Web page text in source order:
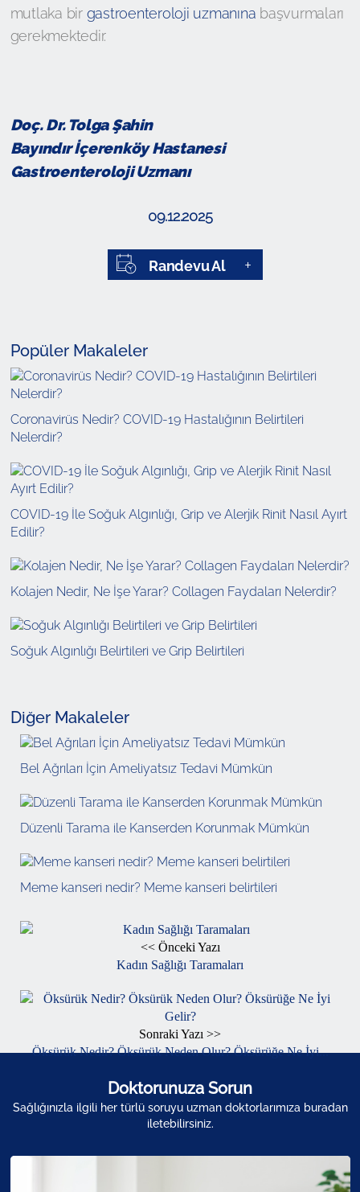
mutlaka bir gastroenteroloji uzmanına başvurmaları
gerekmektedir.
Doç. Dr. Tolga Şahin
Bayındır İçerenköy Hastanesi
Gastroenteroloji Uzmanı
09.12.2025
Randevu Al
Popüler Makaleler
Coronavirüs Nedir? COVID-19 Hastalığının Belirtileri
Nelerdir?
COVID-19 İle Soğuk Algınlığı, Grip ve Alerjik Rinit Nasıl Ayırt
Edilir?
Kolajen Nedir, Ne İşe Yarar? Collagen Faydaları Nelerdir?
Soğuk Algınlığı Belirtileri ve Grip Belirtileri
Diğer Makaleler
Bel Ağrıları İçin Ameliyatsız Tedavi Mümkün
Düzenli Tarama ile Kanserden Korunmak Mümkün
Meme kanseri nedir? Meme kanseri belirtileri
<< Önceki Yazı
Kadın Sağlığı Taramaları
Sonraki Yazı >>
Öksürük Nedir? Öksürük Neden Olur? Öksürüğe Ne İyi...
Doktorunuza Sorun
Sağlığınızla ilgili her türlü soruyu uzman doktorlarımıza buradan
iletebilirsiniz.